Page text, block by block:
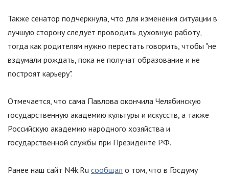
Также сенатор подчеркнула, что для изменения ситуации в
лучшую сторону следует проводить духовную работу,
тогда как родителям нужно перестать говорить, чтобы "не
вздумали рождать, пока не получат образование и не
построят карьеру".
Отмечается, что сама Павлова окончила Челябинскую
государственную академию культуры и искусств, а также
Российскую академию народного хозяйства и
государственной службы при Президенте РФ.
Ранее наш сайт N4k.Ru сообщал о том, что в Госдуму